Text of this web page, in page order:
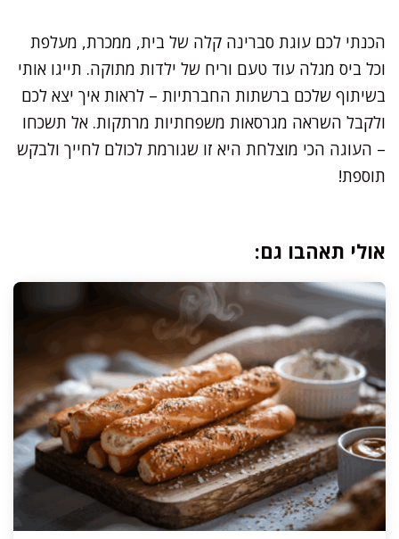
הכנתי לכם עוגת סברינה קלה של בית, ממכרת, מעלפת
וכל ביס מגלה עוד טעם וריח של ילדות מתוקה. תייגו אותי
בשיתוף שלכם ברשתות החברתיות – לראות איך יצא לכם
ולקבל השראה מגרסאות משפחתיות מרתקות. אל תשכחו
– העוגה הכי מוצלחת היא זו שגורמת לכולם לחייך ולבקש
תוספת!
אולי תאהבו גם: